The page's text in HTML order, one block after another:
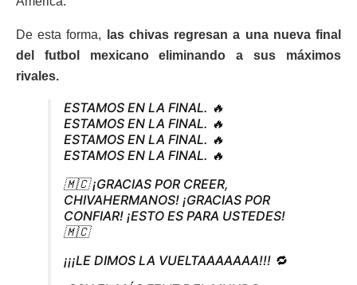
De esta forma,
las chivas regresan a una nueva final
del futbol mexicano eliminando a sus máximos
rivales.
ESTAMOS EN LA FINAL. 🔥
ESTAMOS EN LA FINAL. 🔥
ESTAMOS EN LA FINAL. 🔥
ESTAMOS EN LA FINAL. 🔥
🇲🇨 ¡GRACIAS POR CREER,
CHIVAHERMANOS! ¡GRACIAS POR
CONFIAR! ¡ESTO ES PARA USTEDES!
🇲🇨
¡¡¡LE DIMOS LA VUELTAAAAAAA!!! 🔁